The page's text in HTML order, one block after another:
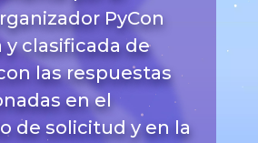
PyCon
y clasificada de
las respuestas
en el
de solicitud y en la